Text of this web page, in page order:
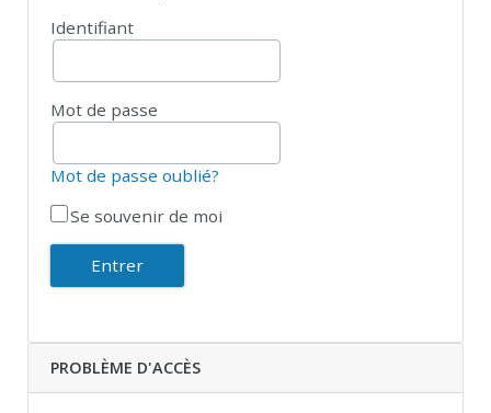
Identifiant
Mot de passe
Mot de passe oublié?
Se souvenir de moi
PROBLÈME D'ACCÈS